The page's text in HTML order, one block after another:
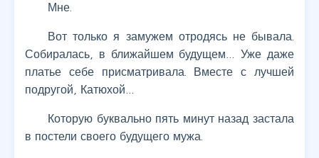
Мне.
Вот только я замужем отродясь не бывала.
Собиралась, в ближайшем будущем… Уже даже
платье себе присматривала. Вместе с лучшей
подругой, Катюхой…
Которую буквально пять минут назад застала
в постели своего будущего мужа.